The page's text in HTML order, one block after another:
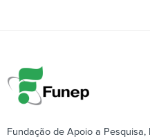
Fundação de Apoio a Pesquisa,